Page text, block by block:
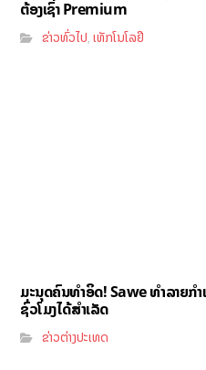
ຕ້ອງເຊົ່າ Premium
ຂ່າວທົ່ວໄປ,ເທັກໂນໂລຢີ
ມະນຸດຄົນທຳອິດ! Sawe ທຳລາຍກ
ຊົ່ວໂມງໄດ້ສຳເລັດ
ຂ່າວຕ່າງປະເທດ